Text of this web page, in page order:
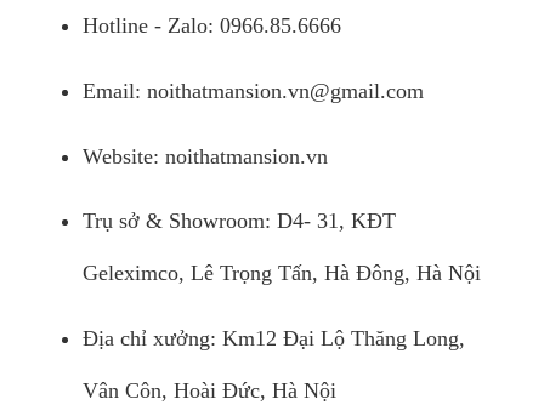
Hotline - Zalo: 0966.85.6666
Email: noithatmansion.vn@gmail.com
Website: noithatmansion.vn
Trụ sở & Showroom: D4- 31, KĐT
Geleximco, Lê Trọng Tấn, Hà Đông, Hà Nội
Địa chỉ xưởng: Km12 Đại Lộ Thăng Long,
Vân Côn, Hoài Đức, Hà Nội